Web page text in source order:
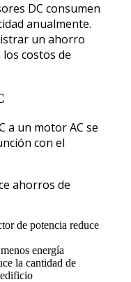
DC consumen
anualmente.
un ahorro
costos de
a un motor AC se
con el
ahorros de
de potencia reduce
energía
la cantidad de